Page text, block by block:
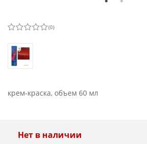
(0)
крем-краска, объем 60 мл
Нет в наличии